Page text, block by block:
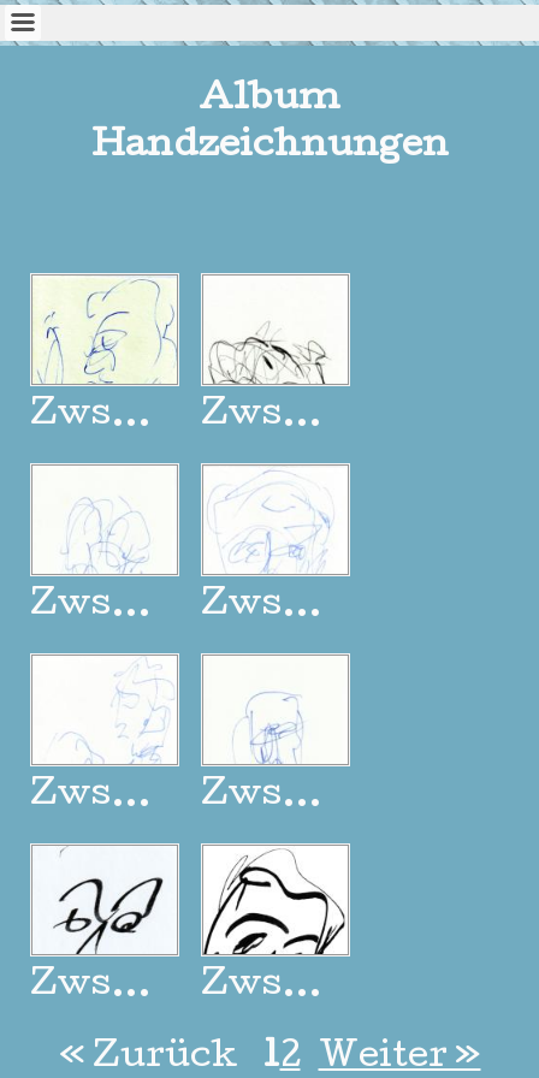
Album
Handzeichnungen
Zwsp2365 Zwsp2366
Zwsp2367 Zwsp2368
Zwsp2369 Zwsp2370
Zwsp2371
Zwsp2372
« Zurück
12 Weiter »